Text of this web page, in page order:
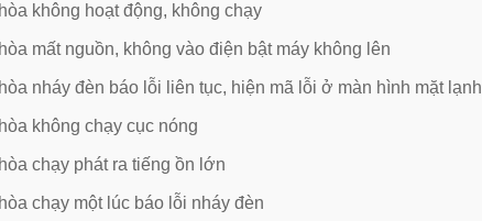
không hoạt động, không chạy
mất nguồn, không vào điện bật máy không lên
nháy đèn báo lỗi liên tục, hiện mã lỗi ở màn hình mặt lạnh
không chạy cục nóng
chạy phát ra tiếng ồn lớn
chạy một lúc báo lỗi nháy đèn